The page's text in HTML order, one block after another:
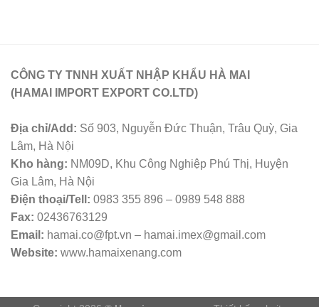
CÔNG TY TNNH XUẤT NHẬP KHẨU HÀ MAI
(HAMAI IMPORT EXPORT CO.LTD)
Địa chỉ/Add: Số 903, Nguyễn Đức Thuận, Trâu Quỳ, Gia
Lâm, Hà Nội
Kho hàng: NM09D, Khu Công Nghiệp Phú Thị, Huyện
Gia Lâm, Hà Nội
Điện thoại/Tell: 0983 355 896 – 0989 548 888
Fax: 02436763129
Email: hamai.co@fpt.vn – hamai.imex@gmail.com
Website: www.hamaixenang.com